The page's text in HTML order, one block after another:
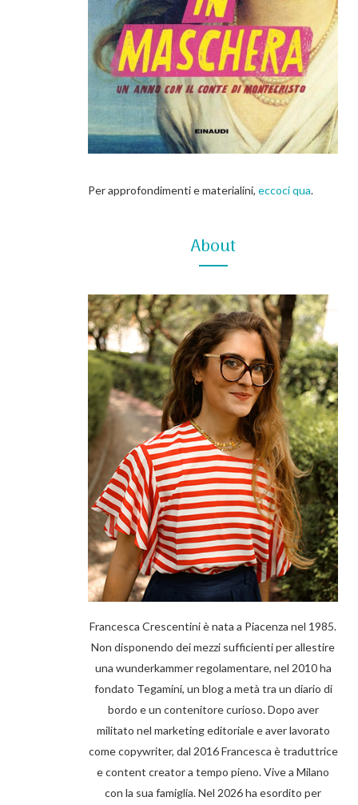
Per approfondimenti e materialini, eccoci qua.
About
Francesca Crescentini è nata a Piacenza nel 1985.
Non disponendo dei mezzi sufficienti per allestire
una wunderkammer regolamentare, nel 2010 ha
fondato Tegamini, un blog a metà tra un diario di
bordo e un contenitore curioso. Dopo aver
militato nel marketing editoriale e aver lavorato
come copywriter, dal 2016 Francesca è traduttrice
e content creator a tempo pieno. Vive a Milano
con la sua famiglia. Nel 2026 ha esordito per